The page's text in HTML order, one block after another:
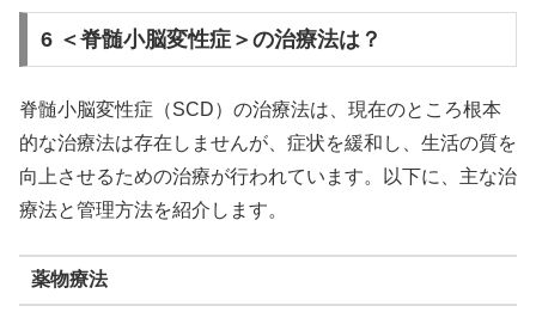
6 ＜脊髄小脳変性症＞の治療法は？
脊髄小脳変性症（SCD）の治療法は、現在のところ根本
的な治療法は存在しませんが、症状を緩和し、生活の質を
向上させるための治療が行われています。以下に、主な治
療法と管理方法を紹介します。
薬物療法